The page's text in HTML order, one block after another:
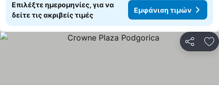
Επιλέξτε ημερομηνίες, για να
δείτε τις ακριβείς τιμές
Εμφάνιση τιμών